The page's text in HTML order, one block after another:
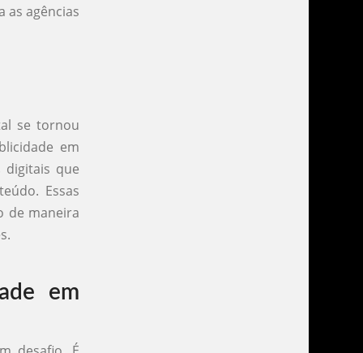
as agências
se tornou
em
digitais que
Essas
de maneira
em